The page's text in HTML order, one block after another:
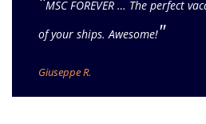
MSC FOREVER … The perfect
of your ships. Awesome!"
Giuseppe R.